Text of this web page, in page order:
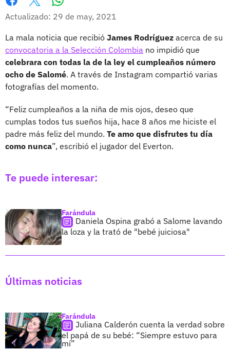
Facebook
X
Actualizado: 29 de may, 2021
La mala noticia que recibió James Rodríguez acerca de su
convocatoria a la Selección Colombia no impidió que
celebrara con todas la de la ley el cumpleaños número
ocho de Salomé. A través de Instagram compartió varias
fotografías del momento.
“Feliz cumpleaños a la niña de mis ojos, deseo que
cumplas todos tus sueños hija, hace 8 años me hiciste el
padre más feliz del mundo. Te amo que disfrutes tu día
como nunca”, escribió el jugador del Everton.
Te puede interesar:
Farándula
Daniela Ospina grabó a Salome lavando
la loza y la trató de "bebé juiciosa"
Últimas noticias
Farándula
Juliana Calderón cuenta la verdad sobre
el papá de su bebé: “Siempre estuvo para
mí”